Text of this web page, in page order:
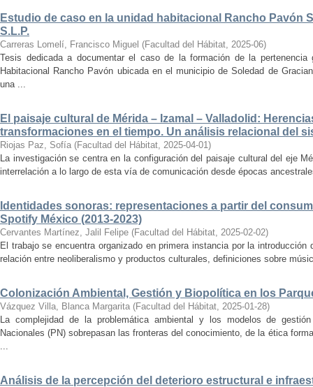
Estudio de caso en la unidad habitacional Rancho Pavón
S.L.P.
Carreras Lomelí, Francisco Miguel (Facultad del Hábitat, 2025-06)
Tesis dedicada a documentar el caso de la formación de la
Habitacional Rancho Pavón ubicada en el municipio de Soledad de
una ...
El paisaje cultural de Mérida – Izamal – Valladolid:
transformaciones en el tiempo. Un análisis relacional del
Riojas Paz, Sofía (Facultad del Hábitat, 2025-04-01)
La investigación se centra en la configuración del paisaje cultural del eje
interrelación a lo largo de esta vía de comunicación desde épocas
Identidades sonoras: representaciones a partir del
Spotify México (2013-2023)
Cervantes Martínez, Jalil Felipe (Facultad del Hábitat, 2025-02-02)
El trabajo se encuentra organizado en primera instancia por la
relación entre neoliberalismo y productos culturales, definiciones sobre
Colonización Ambiental, Gestión y Biopolítica en los
Vázquez Villa, Blanca Margarita (Facultad del Hábitat, 2025-01-28)
La complejidad de la problemática ambiental y los modelos de
Nacionales (PN) sobrepasan las fronteras del conocimiento, de la ética
...
Análisis de la percepción del deterioro estructural e